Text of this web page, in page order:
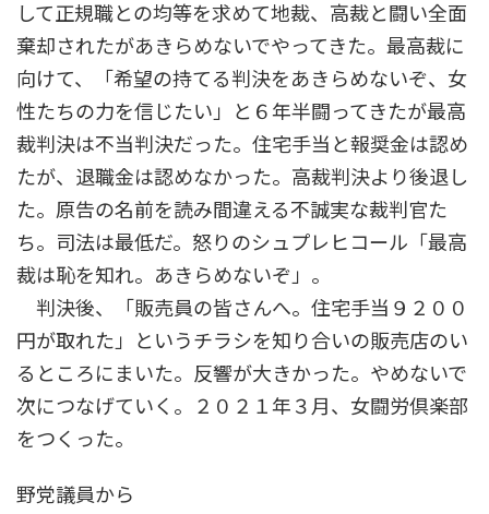
して正規職との均等を求めて地裁、高裁と闘い全面
棄却されたがあきらめないでやってきた。最高裁に
向けて、「希望の持てる判決をあきらめないぞ、女
性たちの力を信じたい」と６年半闘ってきたが最高
裁判決は不当判決だった。住宅手当と報奨金は認め
たが、退職金は認めなかった。高裁判決より後退し
た。原告の名前を読み間違える不誠実な裁判官た
ち。司法は最低だ。怒りのシュプレヒコール「最高
裁は恥を知れ。あきらめないぞ」。
判決後、「販売員の皆さんへ。住宅手当９２００
円が取れた」というチラシを知り合いの販売店のい
るところにまいた。反響が大きかった。やめないで
次につなげていく。２０２１年３月、女闘労倶楽部
をつくった。
野党議員から